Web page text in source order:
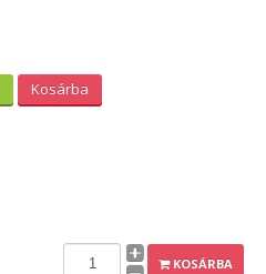
Kosárba
KOSÁRBA